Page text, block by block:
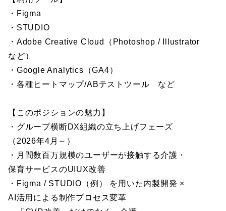
・Figma
・STUDIO
・Adobe Creative Cloud（Photoshop / Illustrator
など）
・Google Analytics（GA4）
・各種ヒートマップ/ABテストツール など
【このポジションの魅力】
・グループ横断DX組織の立ち上げフェーズ
（2026年4月～）
・月間数百万規模のユーザーが接触する介護・
保育サービスのUIUX改善
・Figma / STUDIO（例） を用いた内製開発 ×
AI活用による制作プロセス変革